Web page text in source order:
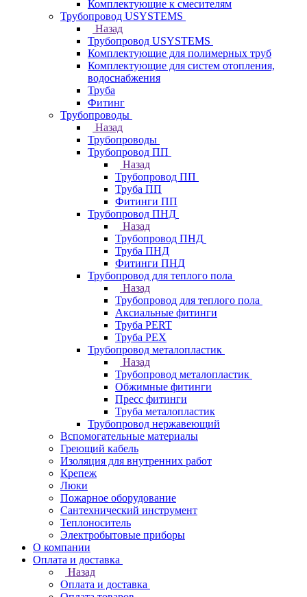
Комплектующие к смесителям
Трубопровод USYSTEMS
Назад
Трубопровод USYSTEMS
Комплектующие для полимерных труб
Комплектующие для систем отопления,
водоснабжения
Труба
Фитинг
Трубопроводы
Назад
Трубопроводы
Трубопровод ПП
Назад
Трубопровод ПП
Труба ПП
Фитинги ПП
Трубопровод ПНД
Назад
Трубопровод ПНД
Труба ПНД
Фитинги ПНД
Трубопровод для теплого пола
Назад
Трубопровод для теплого пола
Аксиальные фитинги
Труба PERT
Труба PEX
Трубопровод металопластик
Назад
Трубопровод металопластик
Обжимные фитинги
Пресс фитинги
Труба металопластик
Трубопровод нержавеющий
Вспомогательные материалы
Греющий кабель
Изоляция для внутренних работ
Крепеж
Люки
Пожарное оборудование
Сантехнический инструмент
Теплоноситель
Электробытовые приборы
О компании
Оплата и доставка
Назад
Оплата и доставка